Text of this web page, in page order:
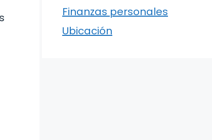
Finanzas personales
Ubicación